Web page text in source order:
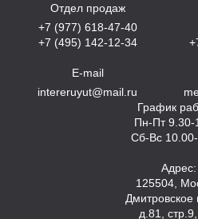
Отдел продаж
+7 (977) 618-47-40
+7 (495) 142-12-34
E-mail
intereruyut@mail.ru
График
Пн-Пт 9.30-
Сб-Вс
Адрес:
125504,
Дмитровское
д.81, стр.9,